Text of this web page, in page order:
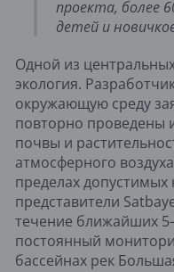
проекта, более
детей и
Одной из
экология.
окружающую среду
повторно проведены
почвы и
атмосферного
пределах
представители
течение ближайших
постоянный
бассейнах рек